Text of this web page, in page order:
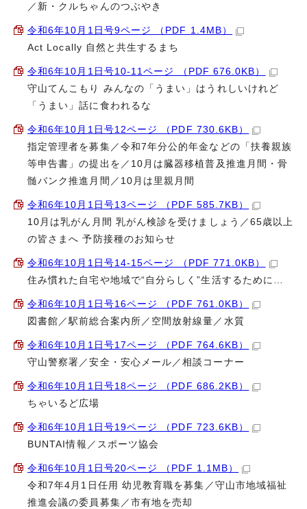
／新・クルちゃんのつぶやき
令和6年10月1日号9ページ （PDF 1.4MB）
Act Locally 自然と共生するまち
令和6年10月1日号10-11ページ （PDF 676.0KB）
守山てんこもり みんなの「うまい」はうれしいけれど
「うまい」話に食われるな
令和6年10月1日号12ページ （PDF 730.6KB）
指定管理者を募集／令和7年分公的年金などの「扶養親族
等申告書」の提出を／10月は臓器移植普及推進月間・骨
髄バンク推進月間／10月は里親月間
令和6年10月1日号13ページ （PDF 585.7KB）
10月は乳がん月間 乳がん検診を受けましょう／65歳以上
の皆さまへ 予防接種のお知らせ
令和6年10月1日号14-15ページ （PDF 771.0KB）
住み慣れた自宅や地域で“自分らしく”生活するために…
令和6年10月1日号16ページ （PDF 761.0KB）
図書館／駅前総合案内所／空間放射線量／水質
令和6年10月1日号17ページ （PDF 764.6KB）
守山警察署／安全・安心メール／相談コーナー
令和6年10月1日号18ページ （PDF 686.2KB）
ちゃいるど広場
令和6年10月1日号19ページ （PDF 723.6KB）
BUNTAI情報／スポーツ協会
令和6年10月1日号20ページ （PDF 1.1MB）
令和7年4月1日任用 幼児教育職を募集／守山市地域福祉
推進会議の委員募集／市有地を売却